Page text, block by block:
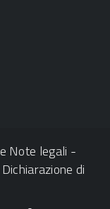
Note legali -
Dichiarazione di